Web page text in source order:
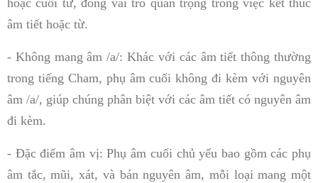
hoặc cuối từ, đóng vai trò quan trọng trong việc kết thúc
âm tiết hoặc từ.
- Không mang âm /a/: Khác với các âm tiết thông thường
trong tiếng Cham, phụ âm cuối không đi kèm với nguyên
âm /a/, giúp chúng phân biệt với các âm tiết có nguyên âm
đi kèm.
- Đặc điểm âm vị: Phụ âm cuối chủ yếu bao gồm các phụ
âm tắc, mũi, xát, và bán nguyên âm, mỗi loại mang một